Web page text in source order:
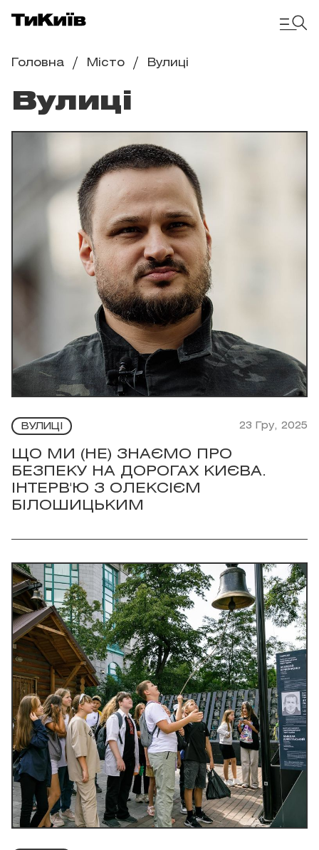
Головна Місто Вулиці
Вулиці
ВУЛИЦІ 23 Гру, 2025
ЩО МИ (НЕ) ЗНАЄМО ПРО
БЕЗПЕКУ НА ДОРОГАХ КИЄВА.
ІНТЕРВ'Ю З ОЛЕКСІЄМ
БІЛОШИЦЬКИМ